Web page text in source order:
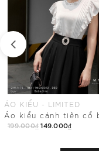
QUẦN BAGGY - LIMITED
Quần baggy Mood in
150.000₫